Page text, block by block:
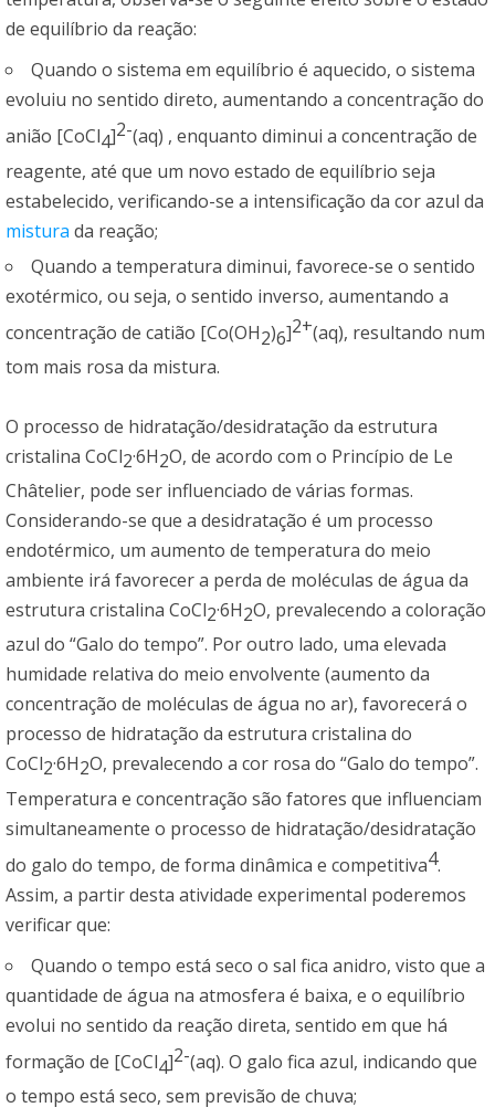
de equilíbrio da reação:
Quando o sistema em equilíbrio é aquecido, o sistema
evoluiu no sentido direto, aumentando a concentração do
anião [CoCl4]2-(aq) , enquanto diminui a concentração de
reagente, até que um novo estado de equilíbrio seja
estabelecido, verificando-se a intensificação da cor azul da
mistura da reação;
Quando a temperatura diminui, favorece-se o sentido
exotérmico, ou seja, o sentido inverso, aumentando a
concentração de catião [Co(OH2)6]2+(aq), resultando num
tom mais rosa da mistura.
O processo de hidratação/desidratação da estrutura
cristalina CoCl2·6H2O, de acordo com o Princípio de Le
Châtelier, pode ser influenciado de várias formas.
Considerando-se que a desidratação é um processo
endotérmico, um aumento de temperatura do meio
ambiente irá favorecer a perda de moléculas de água da
estrutura cristalina CoCl2·6H2O, prevalecendo a coloração
azul do “Galo do tempo”. Por outro lado, uma elevada
humidade relativa do meio envolvente (aumento da
concentração de moléculas de água no ar), favorecerá o
processo de hidratação da estrutura cristalina do
CoCl2·6H2O, prevalecendo a cor rosa do “Galo do tempo”.
Temperatura e concentração são fatores que influenciam
simultaneamente o processo de hidratação/desidratação
do galo do tempo, de forma dinâmica e competitiva4.
Assim, a partir desta atividade experimental poderemos
verificar que:
Quando o tempo está seco o sal fica anidro, visto que a
quantidade de água na atmosfera é baixa, e o equilíbrio
evolui no sentido da reação direta, sentido em que há
formação de [CoCl4]2-(aq). O galo fica azul, indicando que
o tempo está seco, sem previsão de chuva;